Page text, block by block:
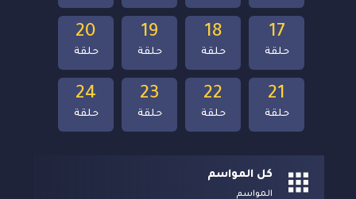
24
حلقة
23
حلقة
22
حلقة
21
حلقة
20
حلقة
19
حلقة
18
حلقة
17
حلقة
كل المواسم
المواسم